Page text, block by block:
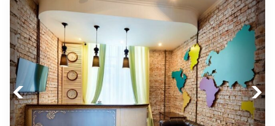
Previous Next